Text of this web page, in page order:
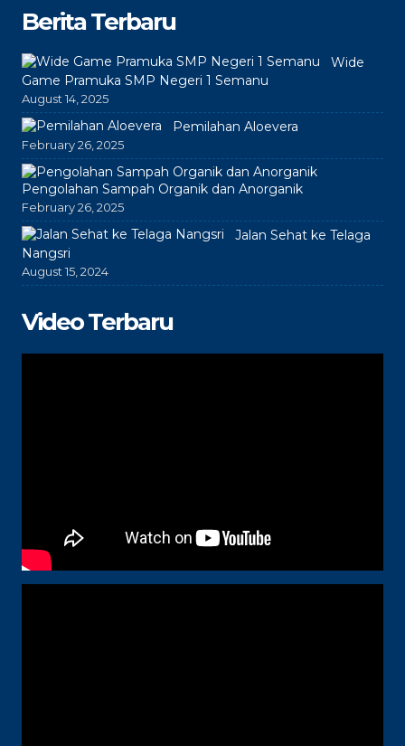
Berita Terbaru
Wide
Game Pramuka SMP Negeri 1 Semanu
August 14, 2025
Pemilahan Aloevera
February 26, 2025
Pengolahan Sampah Organik dan Anorganik
February 26, 2025
Jalan Sehat ke Telaga
Nangsri
August 15, 2024
Video Terbaru